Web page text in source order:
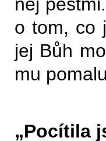
o tom, co
jej Bůh
mu
„Pocítila